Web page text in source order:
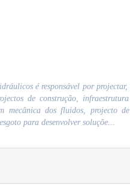
é responsável por
de construção,
mecânica dos fluidos, projecto
para desenvolver soluçõe...